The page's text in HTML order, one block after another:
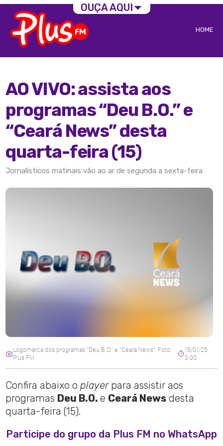
HOME
AO VIVO: assista aos
programas “Deu B.O.” e
“Ceará News” desta
quarta-feira (15)
Jornalísticos matinais vão ao ar de segunda a sexta-feira
Logomarca dos programas "Deu B.O." e "Ceará News". Foto:
Plus FM
15/01/25
0:00
Confira abaixo oplayerpara assistir aos
programas Deu B.O.e Ceará News desta
quarta-feira (15).
Participe do grupo da Plus FM no WhatsApp
OUÇA AQUI